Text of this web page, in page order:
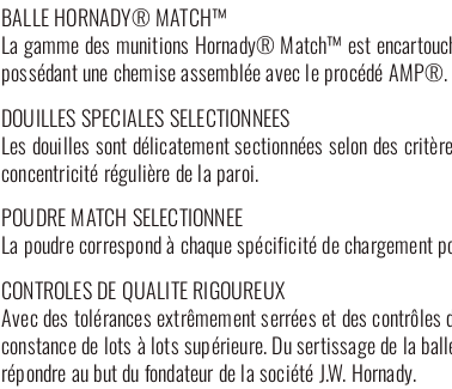
BALLE HORNADY® MATCH™
La gamme des munitions Hornady® Match™ est
possédant une chemise assemblée avec le procédé AMP®.
DOUILLES SPECIALES SELECTIONNEES
Les douilles sont délicatement sectionnées selon des
concentricité régulière de la paroi.
POUDRE MATCH SELECTIONNEE
La poudre correspond à chaque spécificité de chargement
CONTROLES DE QUALITE RIGOUREUX
Avec des tolérances extrêmement serrées et des
constance de lots à lots supérieure. Du sertissage de la
répondre au but du fondateur de la société J.W. Hornady.